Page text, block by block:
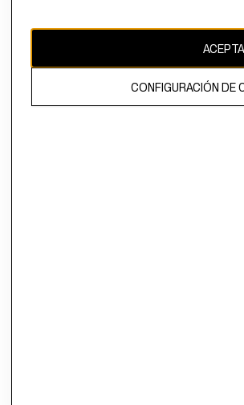
El contenido de esta página web está protegido
CONFIGURACIÓN DE